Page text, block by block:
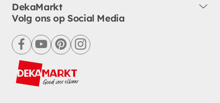
DekaMarkt
Volg ons op Social Media
facebookyoutubepinterestinstagram